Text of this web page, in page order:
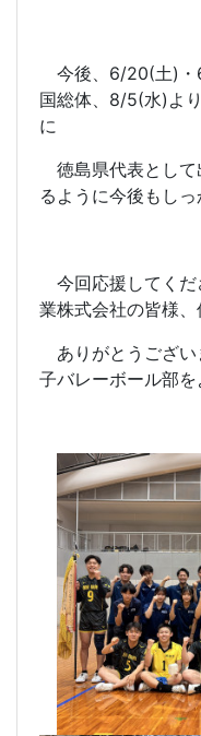
今後、6/20(土)・
国総体、8/5(水)よ
に
徳島県代表として
るように今後もしっ
今回応援してくだ
業株式会社の皆様
ありがとうござい
子バレーボール部を